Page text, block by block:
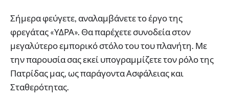
Σήμερα φεύγετε, αναλαμβάνετε το έργο της
φρεγάτας «ΥΔΡΑ». Θα παρέχετε συνοδεία στον
μεγαλύτερο εμπορικό στόλο του του πλανήτη. Με
την παρουσία σας εκεί υπογραμμίζετε τον ρόλο της
Πατρίδας μας, ως παράγοντα Ασφάλειας και
Σταθερότητας.